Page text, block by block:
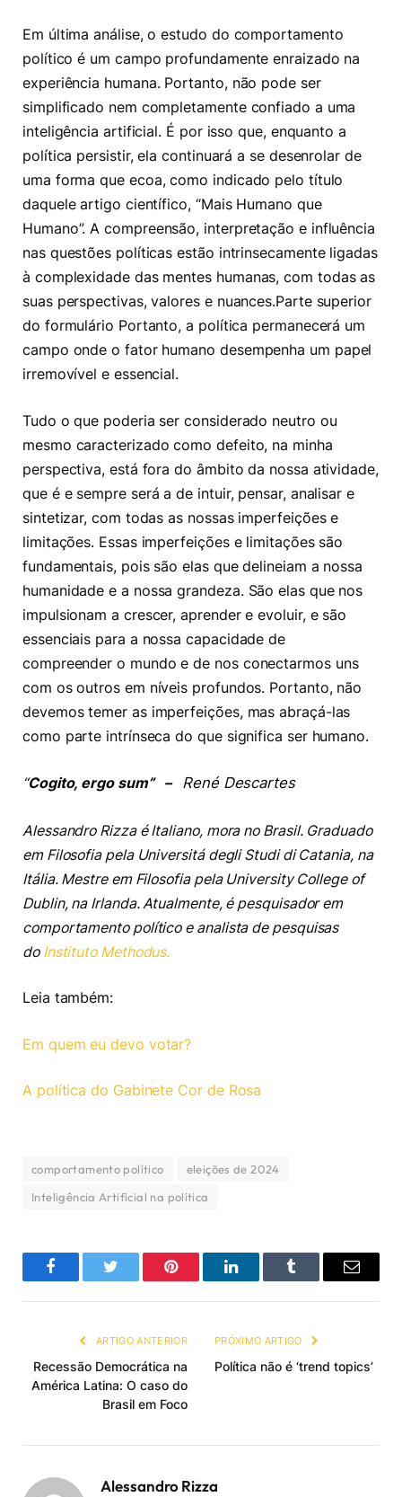
Em última análise, o estudo do comportamento
político é um campo profundamente enraizado na
experiência humana. Portanto, não pode ser
simplificado nem completamente confiado a uma
inteligência artificial. É por isso que, enquanto a
política persistir, ela continuará a se desenrolar de
uma forma que ecoa, como indicado pelo título
daquele artigo científico, “Mais Humano que
Humano”. A compreensão, interpretação e influência
nas questões políticas estão intrinsecamente ligadas
à complexidade das mentes humanas, com todas as
suas perspectivas, valores e nuances.Parte superior
do formulário Portanto, a política permanecerá um
campo onde o fator humano desempenha um papel
irremovível e essencial.
Tudo o que poderia ser considerado neutro ou
mesmo caracterizado como defeito, na minha
perspectiva, está fora do âmbito da nossa atividade,
que é e sempre será a de intuir, pensar, analisar e
sintetizar, com todas as nossas imperfeições e
limitações. Essas imperfeições e limitações são
fundamentais, pois são elas que delineiam a nossa
humanidade e a nossa grandeza. São elas que nos
impulsionam a crescer, aprender e evoluir, e são
essenciais para a nossa capacidade de
compreender o mundo e de nos conectarmos uns
com os outros em níveis profundos. Portanto, não
devemos temer as imperfeições, mas abraçá-las
como parte intrínseca do que significa ser humano.
“Cogito, ergo sum” – René Descartes
Alessandro Rizza é Italiano, mora no Brasil. Graduado
em Filosofia pela Universitá degli Studi di Catania, na
Itália. Mestre em Filosofia pela University College of
Dublin, na Irlanda. Atualmente, é pesquisador em
comportamento político e analista de pesquisas
do Instituto Methodus.
Leia também:
Em quem eu devo votar?
A política do Gabinete Cor de Rosa
comportamento político
eleições de 2024
Inteligência Artificial na política
FacebookTwitter Pinterest LinkedInTumblr Email
ARTIGO ANTERIOR
Recessão Democrática na
América Latina: O caso do
Brasil em Foco
PRÓXIMO ARTIGO
Política não é ‘trend topics’
Alessandro Rizza